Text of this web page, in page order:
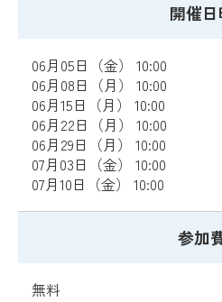
開催
06月05日（金） 10:00
06月08日（月） 10:00
06月15日（月） 10:00
06月22日（月） 10:00
06月29日（月） 10:00
07月03日（金） 10:00
07月10日（金） 10:00
参加
無料